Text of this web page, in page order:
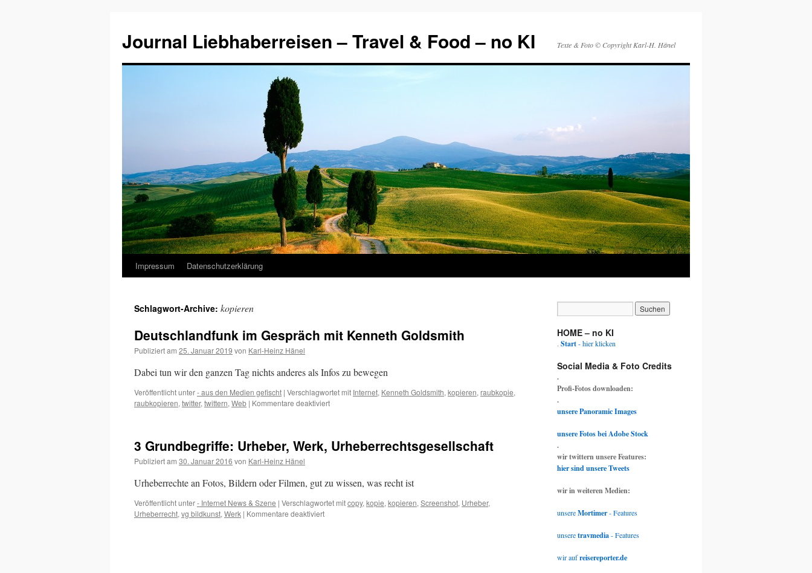
Journal Liebhaberreisen – Travel & Food – no KI Texte & Foto © Copyright Karl-H. Hänel
Zum
springen
Impressum Datenschutzerklärung
Schlagwort-Archive: kopieren
Deutschlandfunk im Gespräch mit Kenneth Goldsmith
Publiziert am 25. Januar 2019 von Karl-Heinz Hänel
Dabei tun wir den ganzen Tag nichts anderes als Infos zu bewegen
Veröffentlicht unter- aus den Medien gefischt | Verschlagwortet mit Internet, Kenneth Goldsmith, kopieren, raubkopie,
raubkopieren, twitter, twittern, Web | Kommentare deaktiviertfür
mit
3 Grundbegriffe: Urheber, Werk, Urheberrechtsgesellschaft
Publiziert am 30. Januar 2016 von Karl-Heinz Hänel
Urheberrechte an Fotos, Bildern oder Filmen, gut zu wissen, was recht ist
Veröffentlicht unter- Internet News & Szene | Verschlagwortet mitcopy, kopie, kopieren, Screenshot, Urheber,
Urheberrecht, vg bildkunst, Werk | Kommentare deaktiviertfür
HOME – no KI
. Start- hier klicken
Social Media & Foto Credits
.
Profi-Fotos downloaden:
.
unsere Panoramic Images
unsere Fotos bei Adobe Stock
.
wir twittern unsere Features:
hier sind unsere Tweets
wir in weiteren Medien:
unsereMortimer- Features
unseretravmedia- Features
wir aufreisereporter.de